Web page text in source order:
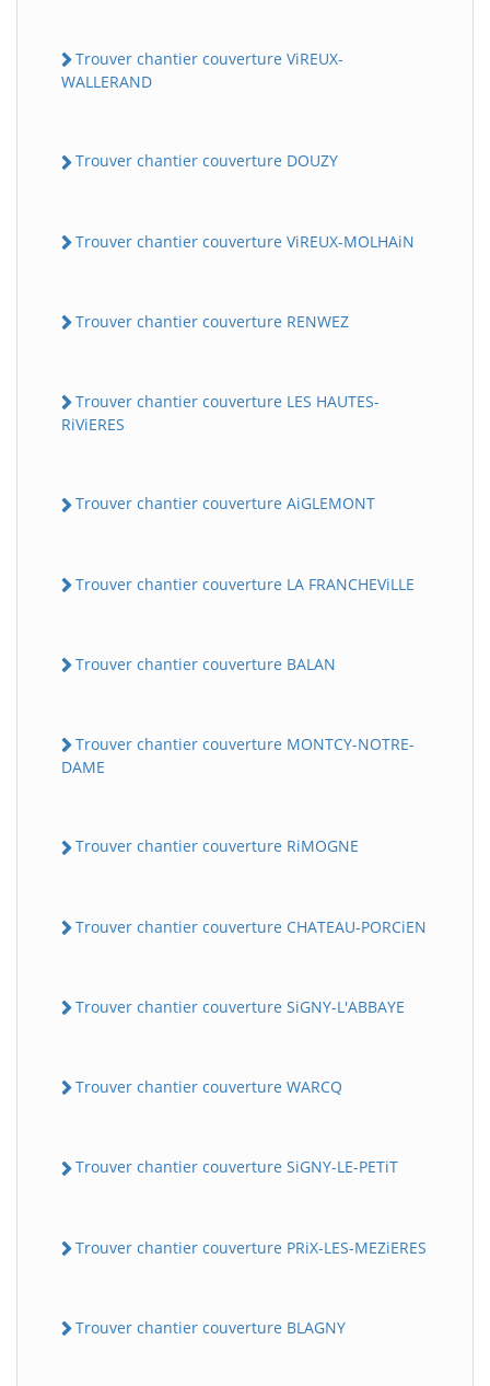
Trouver chantier couverture ViREUX-
WALLERAND
Trouver chantier couverture DOUZY
Trouver chantier couverture ViREUX-MOLHAiN
Trouver chantier couverture RENWEZ
Trouver chantier couverture LES HAUTES-
RiViERES
Trouver chantier couverture AiGLEMONT
Trouver chantier couverture LA FRANCHEViLLE
Trouver chantier couverture BALAN
Trouver chantier couverture MONTCY-NOTRE-
DAME
Trouver chantier couverture RiMOGNE
Trouver chantier couverture CHATEAU-PORCiEN
Trouver chantier couverture SiGNY-L'ABBAYE
Trouver chantier couverture WARCQ
Trouver chantier couverture SiGNY-LE-PETiT
Trouver chantier couverture PRiX-LES-MEZiERES
Trouver chantier couverture BLAGNY